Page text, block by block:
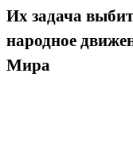
Их задача
народное
Мира